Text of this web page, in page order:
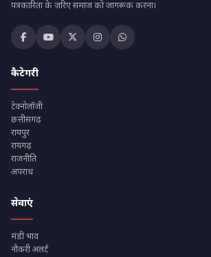
पत्रकारिता के ज़रिए समाज को जागरूक करना।
कैटेगरी
टेक्नोलॉजी
छत्तीसगढ़
रायपुर
रायगढ़
राजनीति
अपराध
सेवाएं
मंडी भाव
नौकरी अलर्ट